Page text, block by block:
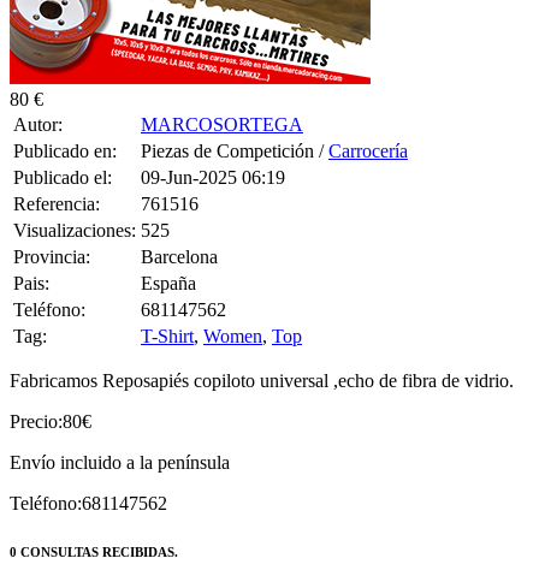
80 €
Autor:
Publicado en:
Piezas de Competición /
Publicado el:
09-Jun-2025 06:19
Referencia:
761516
Visualizaciones:
525
Provincia:
Barcelona
Pais:
España
Teléfono:
681147562
Tag:
T-Shirt,Women
Fabricamos Reposapiés copiloto universal ,echo de fibra de vidrio.
Precio:80€
Envío incluido a la península
Teléfono:681147562